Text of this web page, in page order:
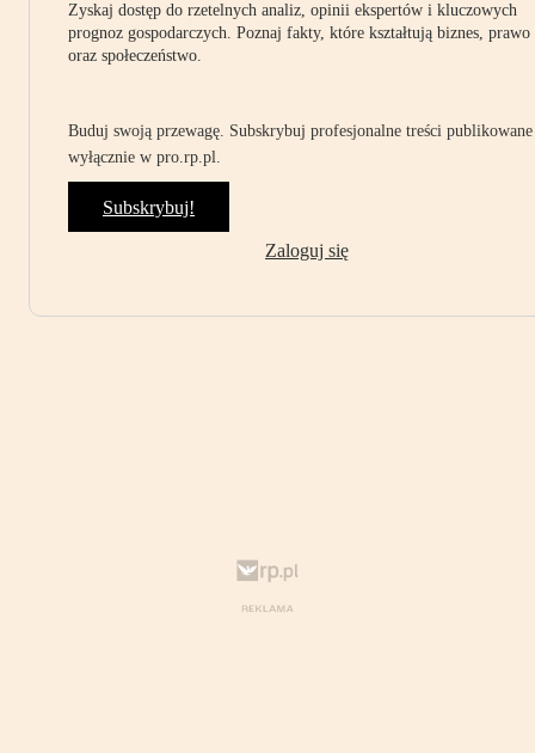
Zyskaj dostęp do rzetelnych analiz, opinii ekspertów i kluczowych
prognoz gospodarczych. Poznaj fakty, które kształtują biznes, prawo
oraz społeczeństwo.
Buduj swoją przewagę. Subskrybuj profesjonalne treści publikowane
wyłącznie w pro.rp.pl.
Subskrybuj!
Zaloguj się